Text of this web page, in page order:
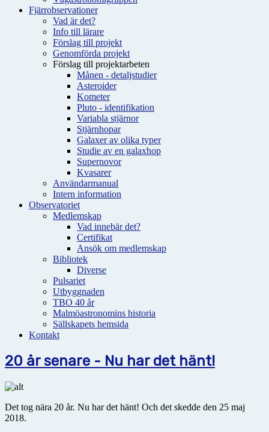
Fjärrobservationer
Vad är det?
Info till lärare
Förslag till projekt
Genomförda projekt
Förslag till projektarbeten
Månen - detaljstudier
Asteroider
Kometer
Pluto - identifikation
Variabla stjärnor
Stjärnhopar
Galaxer av olika typer
Studie av en galaxhop
Supernovor
Kvasarer
Användarmanual
Intern information
Observatoriet
Medlemskap
Vad innebär det?
Certifikat
Ansök om medlemskap
Bibliotek
Diverse
Pulsariet
Utbyggnaden
TBO 40 år
Malmöastronomins historia
Sällskapets hemsida
Kontakt
20 år senare - Nu har det hänt!
Det tog nära 20 år. Nu har det hänt! Och det skedde den 25 maj
2018.